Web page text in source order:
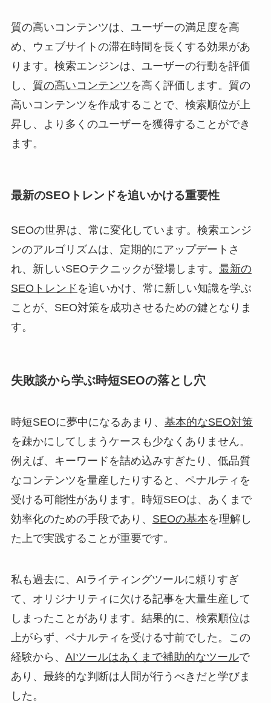
質の高いコンテンツは、ユーザーの満足度を高
め、ウェブサイトの滞在時間を長くする効果があ
ります。検索エンジンは、ユーザーの行動を評価
し、 質の高いコンテンツ を高く評価します。質の
高いコンテンツを作成することで、検索順位が上
昇し、より多くのユーザーを獲得することができ
ます。
最新のSEOトレンドを追いかける重要性
SEOの世界は、常に変化しています。検索エンジ
ンのアルゴリズムは、定期的にアップデートさ
れ、新しいSEOテクニックが登場します。 最新の
SEOトレンド を追いかけ、常に新しい知識を学ぶ
ことが、SEO対策を成功させるための鍵となりま
す。
失敗談から学ぶ時短SEOの落とし穴
時短SEOに夢中になるあまり、 基本的なSEO対策
を疎かにしてしまうケースも少なくありません。
例えば、キーワードを詰め込みすぎたり、低品質
なコンテンツを量産したりすると、ペナルティを
受ける可能性があります。時短SEOは、あくまで
効率化のための手段であり、 SEOの基本を理解し
た上で実践することが重要です。
私も過去に、AIライティングツールに頼りすぎ
て、オリジナリティに欠ける記事を大量生産して
しまったことがあります。結果的に、検索順位は
上がらず、ペナルティを受ける寸前でした。この
経験から、 AIツールはあくまで補助的なツールで
あり、最終的な判断は人間が行うべきだと学びま
した。